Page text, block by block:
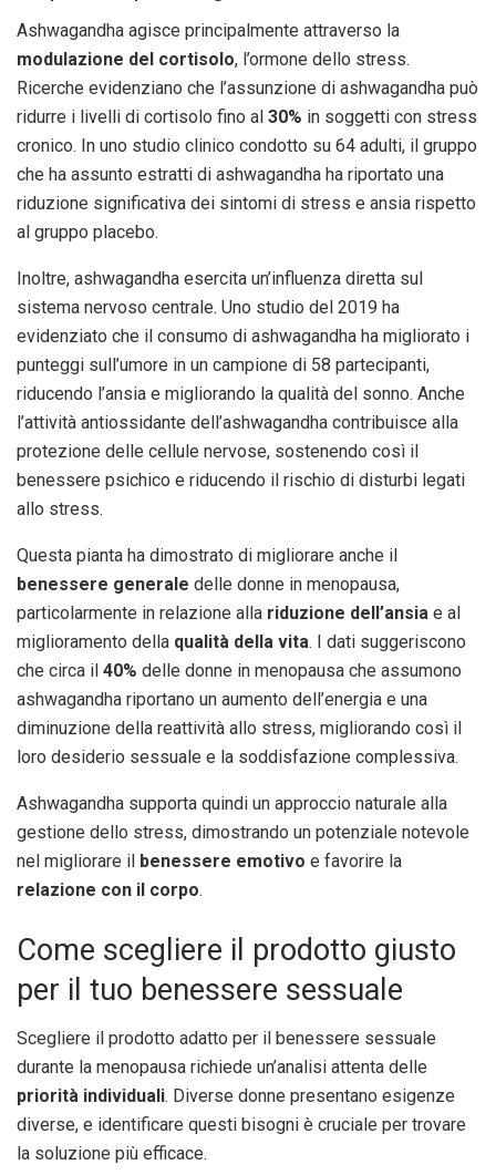
Ashwagandha agisce principalmente attraverso la
modulazione del cortisolo, l’ormone dello stress.
Ricerche evidenziano che l’assunzione di ashwagandha può
ridurre i livelli di cortisolo fino al 30% in soggetti con stress
cronico. In uno studio clinico condotto su 64 adulti, il gruppo
che ha assunto estratti di ashwagandha ha riportato una
riduzione significativa dei sintomi di stress e ansia rispetto
al gruppo placebo.
Inoltre, ashwagandha esercita un’influenza diretta sul
sistema nervoso centrale. Uno studio del 2019 ha
evidenziato che il consumo di ashwagandha ha migliorato i
punteggi sull’umore in un campione di 58 partecipanti,
riducendo l’ansia e migliorando la qualità del sonno. Anche
l’attività antiossidante dell’ashwagandha contribuisce alla
protezione delle cellule nervose, sostenendo così il
benessere psichico e riducendo il rischio di disturbi legati
allo stress.
Questa pianta ha dimostrato di migliorare anche il
benessere generale delle donne in menopausa,
particolarmente in relazione alla riduzione dell’ansia e al
miglioramento della qualità della vita. I dati suggeriscono
che circa il 40% delle donne in menopausa che assumono
ashwagandha riportano un aumento dell’energia e una
diminuzione della reattività allo stress, migliorando così il
loro desiderio sessuale e la soddisfazione complessiva.
Ashwagandha supporta quindi un approccio naturale alla
gestione dello stress, dimostrando un potenziale notevole
nel migliorare il benessere emotivo e favorire la
relazione con il corpo.
Come scegliere il prodotto giusto
per il tuo benessere sessuale
Scegliere il prodotto adatto per il benessere sessuale
durante la menopausa richiede un’analisi attenta delle
priorità individuali. Diverse donne presentano esigenze
diverse, e identificare questi bisogni è cruciale per trovare
la soluzione più efficace.